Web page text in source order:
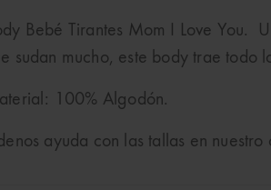
Bebé Tirantes Mom I Love You.
sudan mucho, este body trae todo
100% Algodón.
ayuda con las tallas en nuestro